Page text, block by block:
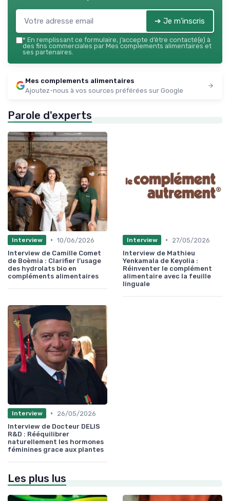
➔ Je m'inscris
* En remplissant ce formulaire, j’accepte d’être contacté(e) à
des fins commerciales par Mes complements alimentaires et
ses partenaires.
Mes complements alimentaires
Ajoutez-nous à vos sources préférées sur Google
Parole d'experts
Interview • 10/06/2026
Interview de Camille Comet
de Boèmia : Clarifier l’usage
des hydrolats bio en
compléments alimentaires
Interview •
27/05/2026
Interview de Mathieu
Yenkamala de Keyolia :
Réinventer le complément
alimentaire avec la feuille
linguale
Interview •
26/05/2026
Interview de Docteur DELIS
R&D : Rééquilibrer
naturellement les hormones
féminines grace aux plantes
Les plus lus